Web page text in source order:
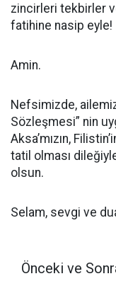
zincirleri tekbirler
fatihine nasip eyle!
Amin.
Nefsimizde,
Sözleşmesi” nin
Aksa’mızın,
tatil olması
olsun.
Selam, sevgi ve
Önceki ve